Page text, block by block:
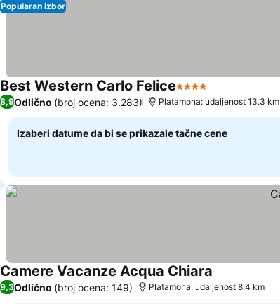
Popularan izbor
Best Western Carlo Felice4 Zvezdice
8,9Odlično (broj ocena: 3.283) Platamona: udaljenost 13.3 km
Izaberi datume da bi se prikazale tačne cene
Camere Vacanze Acqua Chiara
9,3Odlično (broj ocena: 149) Platamona: udaljenost 8.4 km